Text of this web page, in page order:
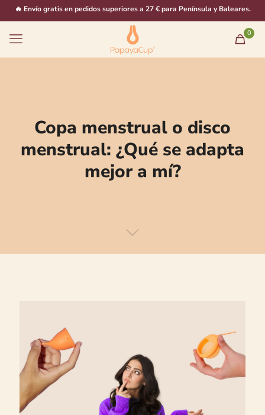
🔥 Envío gratis en pedidos superiores a 27 € para Península y Baleares.
0
Copa menstrual o disco
menstrual: ¿Qué se adapta
mejor a mí?